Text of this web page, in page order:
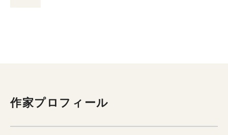
作家プロフィール